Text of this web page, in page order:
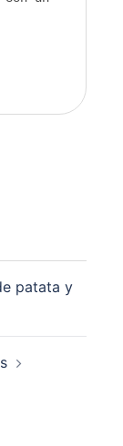
patata y